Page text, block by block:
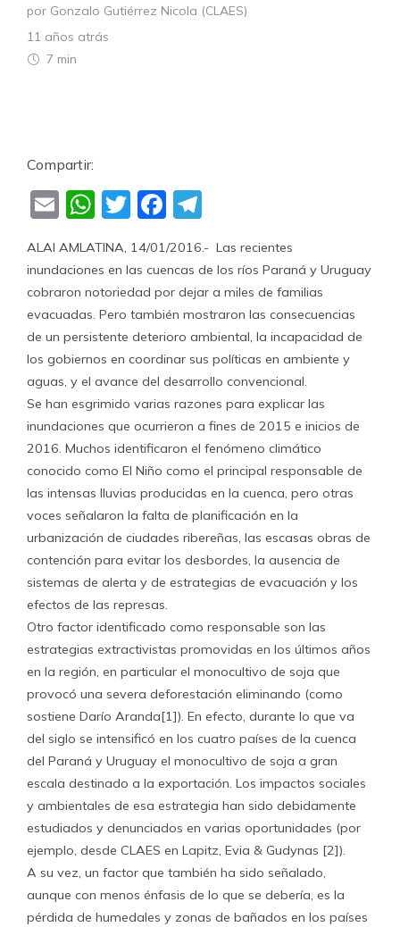
por Gonzalo Gutiérrez Nicola (CLAES)
11 años atrás
7 min
Compartir:
EmailWhatsApp
TwitterFacebook
ALAI AMLATINA, 14/01/2016.- Las recientes
inundaciones en las cuencas de los ríos Paraná y Uruguay
cobraron notoriedad por dejar a miles de familias
evacuadas. Pero también mostraron las consecuencias
de un persistente deterioro ambiental, la incapacidad de
los gobiernos en coordinar sus políticas en ambiente y
aguas, y el avance del desarrollo convencional.
Se han esgrimido varias razones para explicar las
inundaciones que ocurrieron a fines de 2015 e inicios de
2016. Muchos identificaron el fenómeno climático
conocido como El Niño como el principal responsable de
las intensas lluvias producidas en la cuenca, pero otras
voces señalaron la falta de planificación en la
urbanización de ciudades ribereñas, las escasas obras de
contención para evitar los desbordes, la ausencia de
sistemas de alerta y de estrategias de evacuación y los
efectos de las represas.
Otro factor identificado como responsable son las
estrategias extractivistas promovidas en los últimos años
en la región, en particular el monocultivo de soja que
provocó una severa deforestación eliminando (como
sostiene Darío Aranda[1]). En efecto, durante lo que va
del siglo se intensificó en los cuatro países de la cuenca
del Paraná y Uruguay el monocultivo de soja a gran
escala destinado a la exportación. Los impactos sociales
y ambientales de esa estrategia han sido debidamente
estudiados y denunciados en varias oportunidades (por
ejemplo, desde CLAES en Lapitz, Evia & Gudynas [2]).
A su vez, un factor que también ha sido señalado,
aunque con menos énfasis de lo que se debería, es la
pérdida de humedales y zonas de bañados en los países